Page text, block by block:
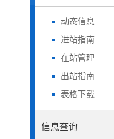
动态信息
进站指南
在站管理
出站指南
表格下载
信息查询